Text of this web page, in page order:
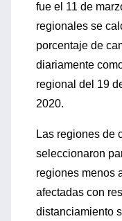
fue el 11 de
regionales se
porcentaje de
diariamente
regional del 19
2020.
Las regiones de
seleccionaron
regiones menos
afectadas con
distanciamiento